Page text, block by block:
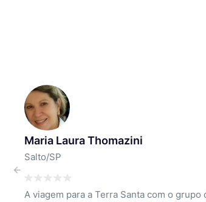
Ilda Costa
Itu/SP
Da viagem que fiz só tenho pontos